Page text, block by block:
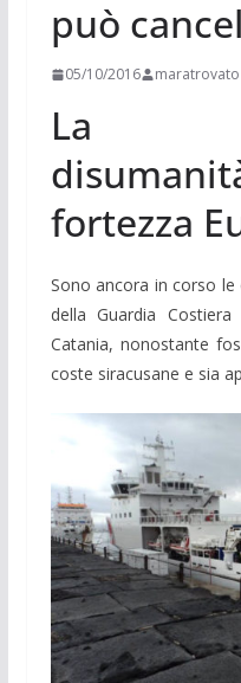
può
05/10/2016 maratrovato
La
fortezza
Sono ancora in corso
della Guardia
Catania, nonostante
coste siracusane e sia